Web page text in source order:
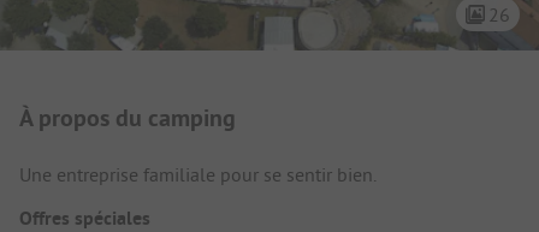
26
Présentation du camping
À propos du camping
Une entreprise familiale pour se sentir bien.
Offres spéciales